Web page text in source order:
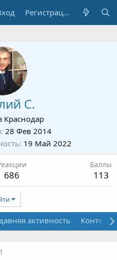
Регистрация
С.
Краснодар
28 Фев 2014
19 Май 2022
686
Баллы
113
активность Контент